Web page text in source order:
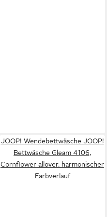
JOOP! Wendebettwäsche JOOP!
Bettwäsche Gleam 4106,
Cornflower allover. harmonischer
Farbverlauf